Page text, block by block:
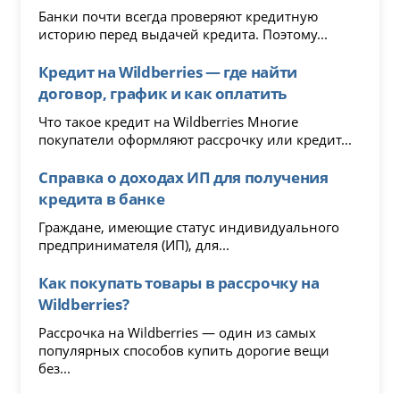
Банки почти всегда проверяют кредитную
историю перед выдачей кредита. Поэтому...
Кредит на Wildberries — где найти
договор, график и как оплатить
Что такое кредит на Wildberries Многие
покупатели оформляют рассрочку или кредит...
Справка о доходах ИП для получения
кредита в банке
Граждане, имеющие статус индивидуального
предпринимателя (ИП), для...
Как покупать товары в рассрочку на
Wildberries?
Рассрочка на Wildberries — один из самых
популярных способов купить дорогие вещи
без...